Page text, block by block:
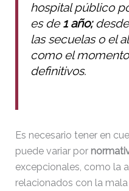
hospital público
es de 1 año;desde
las secuelas o el
como el
definitivos.
Es necesario tener en
puede variar por
excepcionales, como la
relacionados con la mala